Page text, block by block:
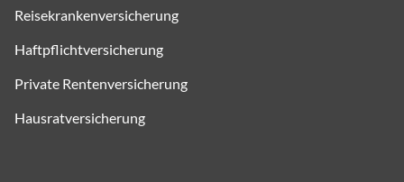
Reisekrankenversicherung
Haftpflichtversicherung
Private Rentenversicherung
Hausratversicherung